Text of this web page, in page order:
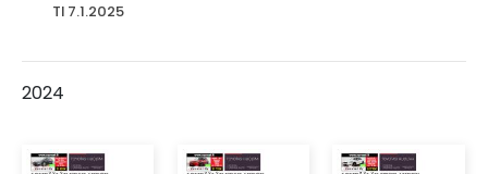
TI 7.1.2025
2024